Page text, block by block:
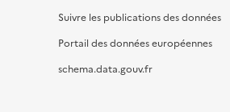
Suivre les publications des données
Portail des données européennes
schema.data.gouv.fr